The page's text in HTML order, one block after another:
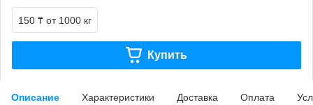
150 ₸ от 1000 кг
Купить
Описание Характеристики Доставка Оплата